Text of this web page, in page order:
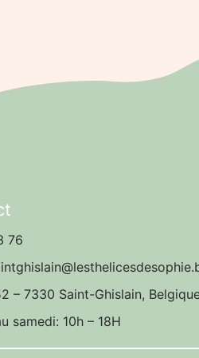
76
– 7330 Saint-Ghislain,
samedi: 10h – 18H